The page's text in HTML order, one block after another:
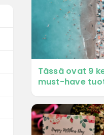
Tässä ovat 9
must-have